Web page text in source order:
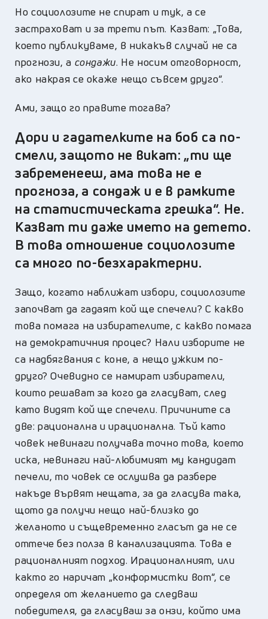
Но социолозите не спират и тук, а се
застраховат и за трети път. Казват: „Това,
което публикуваме, в никакъв случай не са
прогнози, а сондажи. Не носим отговорност,
ако накрая се окаже нещо съвсем друго“.
Ами, защо го правите тогава?
Дори и гадателките на боб са по-
смели, защото не викат: „ти ще
забременееш, ама това не е
прогноза, а сондаж и е в рамките
на статистическата грешка“. Не.
Казват ти даже името на детето.
В това отношение социолозите
са много по-безхарактерни.
Защо, когато наближат избори, социолозите
започват да гадаят кой ще спечели? С какво
това помага на избирателите, с какво помага
на демократичния процес? Нали изборите не
са надбягвания с коне, а нещо ужким по-
друго? Очевидно се намират избиратели,
които решават за кого да гласуват, след
като видят кой ще спечели. Причините са
две: рационална и ирационална. Тъй като
човек невинаги получава точно това, което
иска, невинаги най-любимият му кандидат
печели, то човек се ослушва да разбере
накъде вървят нещата, за да гласува така,
щото да получи нещо най-близко до
желаното и същевременно гласът да не се
оттече без полза в канализацията. Това е
рационалният подход. Ирационалният, или
както го наричат „конформистки вот“, се
определя от желанието да следваш
победителя, да гласуваш за онзи, който има